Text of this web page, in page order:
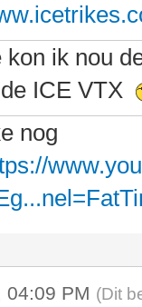
kon ik nou
de ICE VTX
nog
04:09 PM (Dit